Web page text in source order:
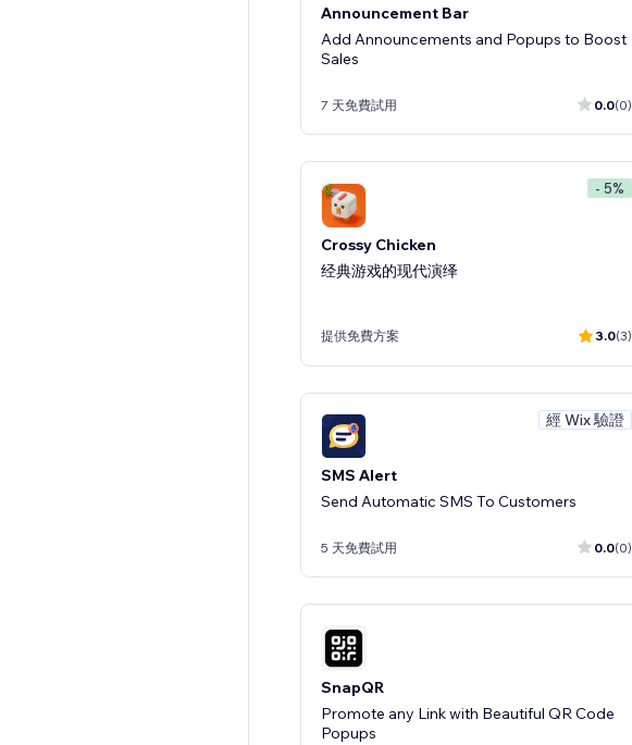
Announcement Bar
Add Announcements and Popups to Boost
Sales
7 天免費試用 0.0(0)
- 5%
Crossy Chicken
经典游戏的现代演绎
提供免費方案 3.0(3)
經 Wix 驗證
SMS Alert
Send Automatic SMS To Customers
5 天免費試用 0.0(0)
SnapQR
Promote any Link with Beautiful QR Code
Popups